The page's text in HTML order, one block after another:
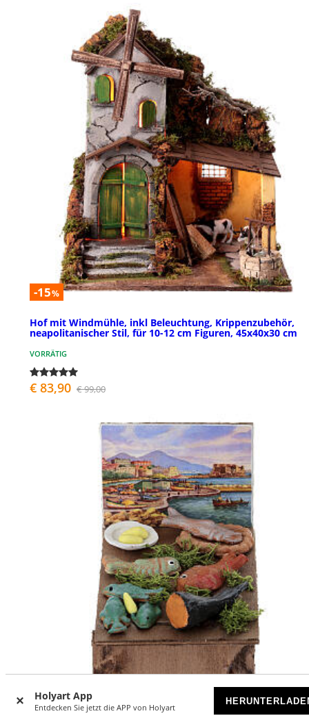
Holyart App
Entdecken Sie jetzt die APP von Holyart
-15%
Hof mit Windmühle, inkl Beleuchtung, Krippenzubehör,
neapolitanischer Stil, für 10-12 cm Figuren, 45x40x30 cm
VORRÄTIG
€ 83,90 € 99,00
-30%